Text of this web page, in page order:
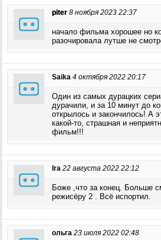
piter 8 ноября 2023 22:37
начало фильма хорошее но
разочировала лутше не
Saika 4 октября 2022 20:17
Один из самых дурацких
дурачили, и за 10 минут до
открылось и закончилось! А
какой-то, страшная и
фильм!!!
Ira 22 августа 2022 22:12
Боже ,что за конец. Больше
режисёру 2 . Всё испортил.
ольга 23 июля 2022 02:48